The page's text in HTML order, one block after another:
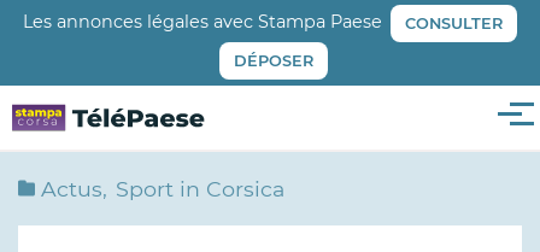
Aller
principal
Les annonces légales avec Stampa Paese CONSULTER
DÉPOSER
Actus Sport in Corsica